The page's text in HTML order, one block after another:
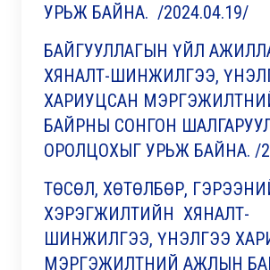
УРЬЖ БАЙНА. /2024.04.19/
БАЙГУУЛЛАГЫН ҮЙЛ
ХЯНАЛТ-ШИНЖИЛГЭЭ,
ХАРИУЦСАН
БАЙРНЫ СОНГОН
ОРОЛЦОХЫГ УРЬЖ БАЙНА. /
ТӨСӨЛ, ХӨТӨЛБӨР,
ХЭРЭГЖИЛТИЙН ХЯНАЛТ-
ШИНЖИЛГЭЭ, ҮНЭЛГЭЭ
МЭРГЭЖИЛТНИЙ АЖЛЫН